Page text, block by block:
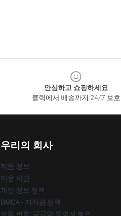
안심하고 쇼핑하세요
클릭에서 배송까지 24/7 보호
우리의 회사
제품 정보
이용 약관
개인 정보 정책
DMCA - 저작권 정책
모델 번호: 공급망 투명성 행위